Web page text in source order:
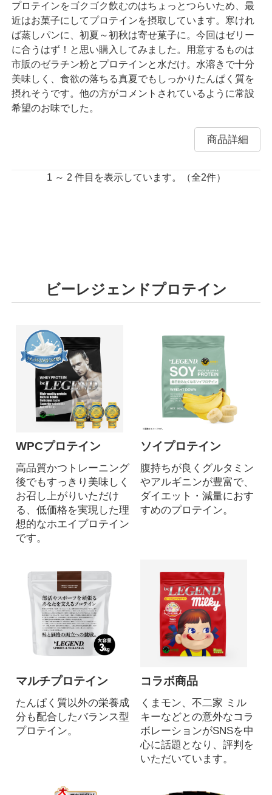
プロテインをゴクゴク飲むのはちょっとつらいため、最
近はお菓子にしてプロテインを摂取しています。寒けれ
ば蒸しパンに、初夏～初秋は寄せ菓子に。今回はゼリー
に合うはず！と思い購入してみました。用意するものは
市販のゼラチン粉とプロテインと水だけ。水溶きで十分
美味しく、食欲の落ちる真夏でもしっかりたんぱく質を
摂れそうです。他の方がコメントされているように常設
希望のお味でした。
商品詳細
1 ～ 2 件目を表示しています。（全2件）
ビーレジェンドプロテイン
WPCプロテイン
高品質かつトレーニング
後でもすっきり美味しく
お召し上がりいただけ
る、低価格を実現した理
想的なホエイプロテイン
です。
ソイプロテイン
腹持ちが良くグルタミン
やアルギニンが豊富で、
ダイエット・減量におす
すめのプロテイン。
マルチプロテイン
たんぱく質以外の栄養成
分も配合したバランス型
プロテイン。
コラボ商品
くまモン、不二家 ミル
キーなどとの意外なコラ
ボレーションがSNSを中
心に話題となり、評判を
いただいています。